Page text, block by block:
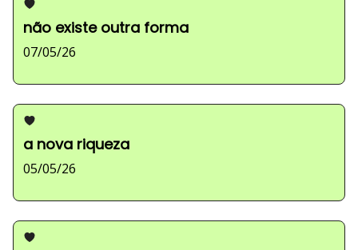
não existe outra forma
07/05/26
a nova riqueza
05/05/26